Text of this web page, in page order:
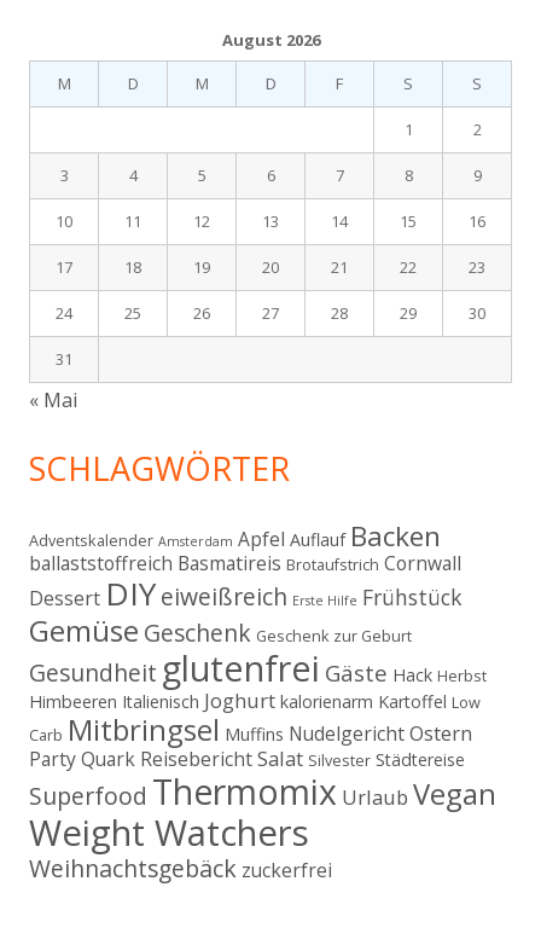
August 2026
M
D M D F S S
1 2
3 4 5 6 7 8 9
10 11 12 13 14 15 16
17 18 19 20 21 22 23
24 25 26 27 28 29 30
31
« Mai
SCHLAGWÖRTER
Adventskalender Amsterdam Apfel Auflauf Backen
ballaststoffreich Basmatireis Brotaufstrich Cornwall
Dessert DIYeiweißreich Erste Hilfe Frühstück
Gemüse Geschenk Geschenk zur Geburt
Gesundheit glutenfrei Gäste Hack Herbst
Himbeeren Italienisch Joghurt kalorienarm Kartoffel Low
Carb Mitbringsel Muffins NudelgerichtOstern
PartyQuark ReiseberichtSalat Silvester Städtereise
Superfood Thermomix Urlaub Vegan
Weight Watchers
Weihnachtsgebäck zuckerfrei